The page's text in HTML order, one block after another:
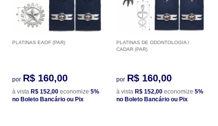
PLATINAS EAOF (PAR)
por R$ 160,00
à vista R$ 152,00 economize 5%
no Boleto Bancário ou Pix
PLATINAS DE ODONTOLOGIA /
CADAR (PAR)
por R$ 160,00
à vista R$ 152,00 economize 5%
no Boleto Bancário ou Pix